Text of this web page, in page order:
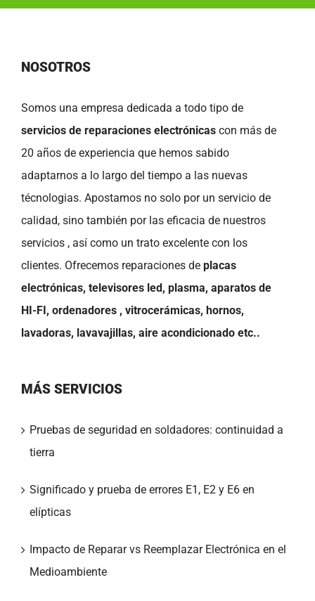
NOSOTROS
Somos una empresa dedicada a todo tipo de
servicios de reparaciones electrónicas con más de
20 años de experiencia que hemos sabido
adaptarnos a lo largo del tiempo a las nuevas
técnologias. Apostamos no solo por un servicio de
calidad, sino también por las eficacia de nuestros
servicios , así como un trato excelente con los
clientes. Ofrecemos reparaciones de placas
electrónicas, televisores led, plasma, aparatos de
HI-FI, ordenadores , vitrocerámicas, hornos,
lavadoras, lavavajillas, aire acondicionado etc..
MÁS SERVICIOS
Pruebas de seguridad en soldadores: continuidad a
tierra
Significado y prueba de errores E1, E2 y E6 en
elípticas
Impacto de Reparar vs Reemplazar Electrónica en el
Medioambiente